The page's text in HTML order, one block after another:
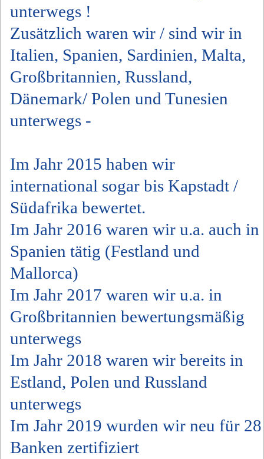
unterwegs !
Zusätzlich waren wir / sind wir in
Italien, Spanien, Sardinien, Malta,
Großbritannien, Russland,
Dänemark/ Polen und Tunesien
unterwegs -
Im Jahr 2015 haben wir
international sogar bis Kapstadt /
Südafrika bewertet.
Im Jahr 2016 waren wir u.a. auch in
Spanien tätig (Festland und
Mallorca)
Im Jahr 2017 waren wir u.a. in
Großbritannien bewertungsmäßig
unterwegs
Im Jahr 2018 waren wir bereits in
Estland, Polen und Russland
unterwegs
Im Jahr 2019 wurden wir neu für 28
Banken zertifiziert